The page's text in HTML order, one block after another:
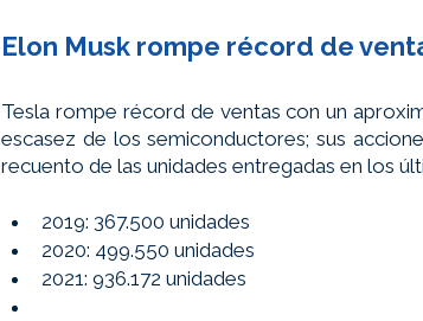
Elon Musk rompe récord de
Tesla rompe récord de ventas con un
escasez de los semiconductores; sus
recuento de las unidades entregadas en los
2019: 367.500 unidades
2020: 499.550 unidades
2021: 936.172 unidades